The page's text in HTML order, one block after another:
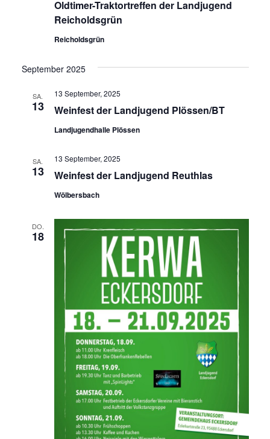
Oldtimer-Traktortreffen der Landjugend
Reicholdsgrün
Reicholdsgrün
September 2025
SA.
13 Weinfest der Landjugend Plössen/BT
13 September, 2025
Landjugendhalle Plössen
SA.
13 Weinfest der Landjugend Reuthlas
13 September, 2025
Wölbersbach
DO.
18